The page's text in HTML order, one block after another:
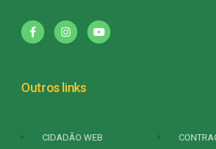
Outros links
CIDADÃO WEB